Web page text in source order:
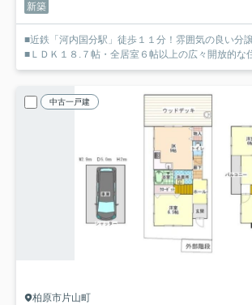
新築
■近鉄「河内国分駅」徒歩１１分！雰囲気の良い分
■ＬＤＫ１８.７帖・全居室６帖以上の広々開放的な
中古一戸建
柏原市片山町